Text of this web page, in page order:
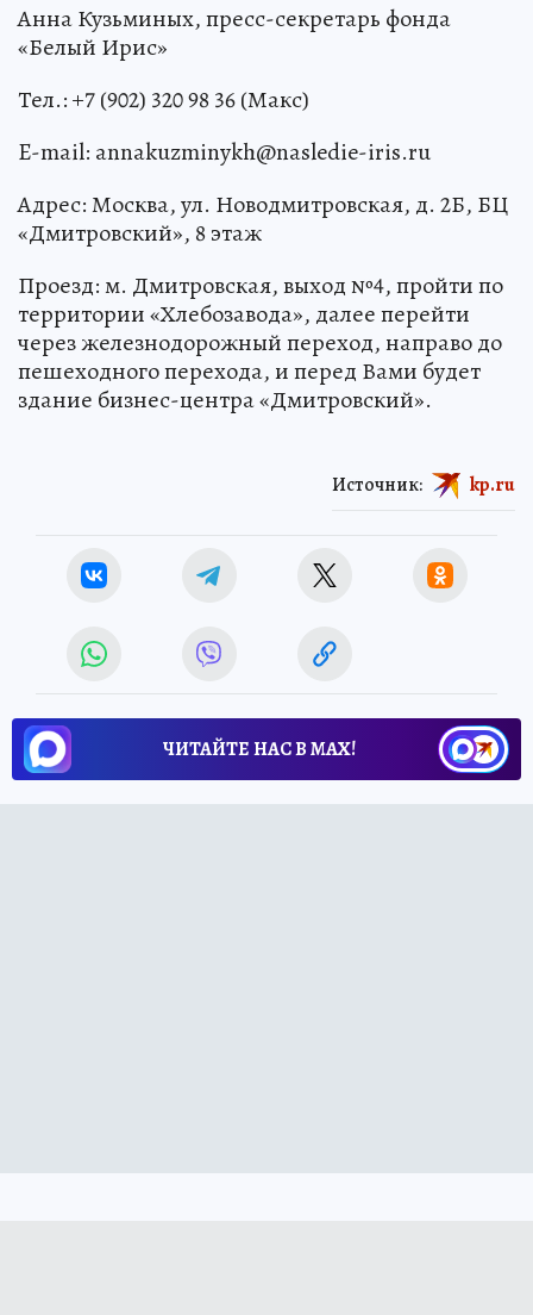
Анна Кузьминых, пресс-секретарь фонда
«Белый Ирис»
Тел.: +7 (902) 320 98 36 (Макс)
E-mail: annakuzminykh@nasledie-iris.ru
Адрес: Москва, ул. Новодмитровская, д. 2Б, БЦ
«Дмитровский», 8 этаж
Проезд: м. Дмитровская, выход №4, пройти по
территории «Хлебозавода», далее перейти
через железнодорожный переход, направо до
пешеходного перехода, и перед Вами будет
здание бизнес-центра «Дмитровский».
Источник: kp.ru
ЧИТАЙТЕ НАС В МАХ!